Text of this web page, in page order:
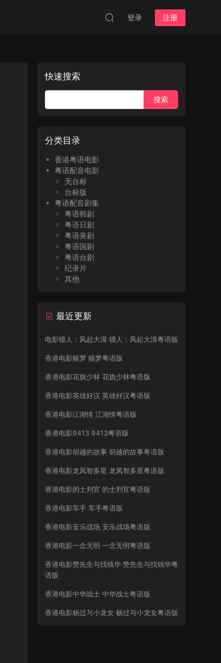
登录 注册
快速搜索
分类目录
香港粤语电影
粤语配音电影
无台标
台标版
粤语配音剧集
粤语韩剧
粤语日剧
粤语美剧
粤语国剧
粤语台剧
纪录片
其他
最近更新
电影镖人：风起大漠 镖人：风起大漠粤语版
香港电影赎梦 赎梦粤语版
香港电影花旗少林 花旗少林粤语版
香港电影英雄好汉 英雄好汉粤语版
香港电影江湖情 江湖情粤语版
香港电影9413 9413粤语版
香港电影胡越的故事 胡越的故事粤语版
香港电影龙凤智多星 龙凤智多星粤语版
香港电影的士判官 的士判官粤语版
香港电影车手 车手粤语版
香港电影安乐战场 安乐战场粤语版
香港电影一念无明 一念无明粤语版
香港电影赞先生与找钱华 赞先生与找钱华粤
语版
香港电影中华战士 中华战士粤语版
香港电影杨过与小龙女 杨过与小龙女粤语版